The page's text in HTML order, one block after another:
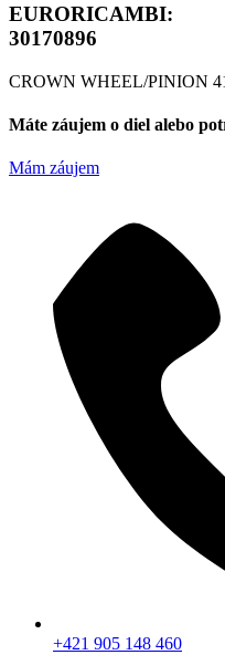
EURORICAMBI:
30170896
CROWN WHEEL/PINION
Máte záujem o diel alebo
Mám záujem
+421 905 148 460